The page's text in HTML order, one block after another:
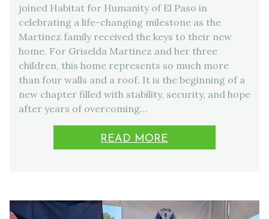
joined Habitat for Humanity of El Paso in
celebrating a life-changing milestone as the
Martinez family received the keys to their new
home. For Griselda Martinez and her three
children, this home represents so much more
than four walls and a roof. It is the beginning of a
new chapter filled with stability, security, and hope
after years of overcoming…
READ MORE